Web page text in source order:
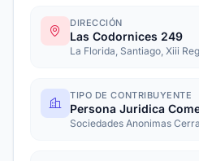
DIRECCIÓN
Las Codornices 249
La Florida, Santiago, Xiii
TIPO DE CONTRIBUYENTE
Persona Juridica
Sociedades Anonimas